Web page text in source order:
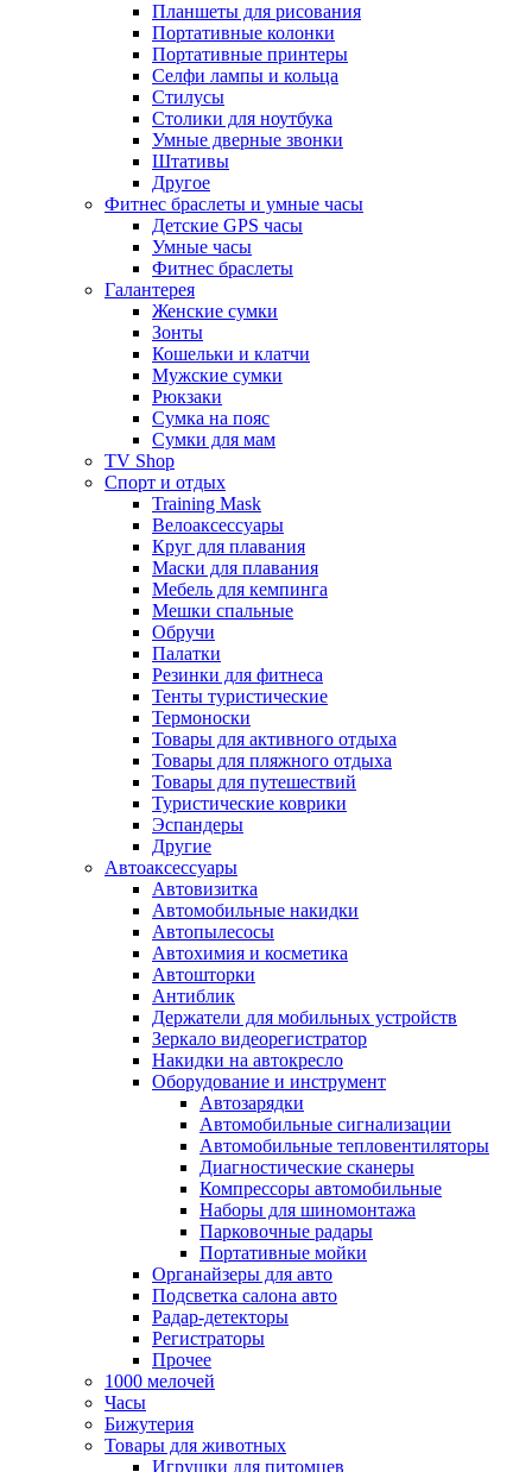
Планшеты для рисования
Портативные колонки
Портативные принтеры
Селфи лампы и кольца
Стилусы
Столики для ноутбука
Умные дверные звонки
Штативы
Другое
Фитнес браслеты и умные часы
Детские GPS часы
Умные часы
Фитнес браслеты
Галантерея
Женские сумки
Зонты
Кошельки и клатчи
Мужские сумки
Рюкзаки
Сумка на пояс
Сумки для мам
TV Shop
Спорт и отдых
Training Mask
Велоаксессуары
Круг для плавания
Маски для плавания
Мебель для кемпинга
Мешки спальные
Обручи
Палатки
Резинки для фитнеса
Тенты туристические
Термоноски
Товары для активного отдыха
Товары для пляжного отдыха
Товары для путешествий
Туристические коврики
Эспандеры
Другие
Автоаксессуары
Автовизитка
Автомобильные накидки
Автопылесосы
Автохимия и косметика
Автошторки
Антиблик
Держатели для мобильных устройств
Зеркало видеорегистратор
Накидки на автокресло
Оборудование и инструмент
Автозарядки
Автомобильные сигнализации
Автомобильные тепловентиляторы
Диагностические сканеры
Компрессоры автомобильные
Наборы для шиномонтажа
Парковочные радары
Портативные мойки
Органайзеры для авто
Подсветка салона авто
Радар-детекторы
Регистраторы
Прочее
1000 мелочей
Часы
Бижутерия
Товары для животных
Игрушки для питомцев